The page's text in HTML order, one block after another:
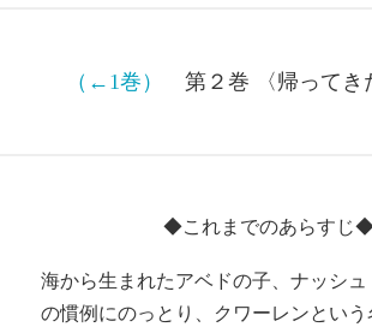
（←1巻） 第２巻 〈帰ってき
◆これまでのあらすじ
海から生まれたアベドの子、ナッシュ
の慣例にのっとり、クワーレンという